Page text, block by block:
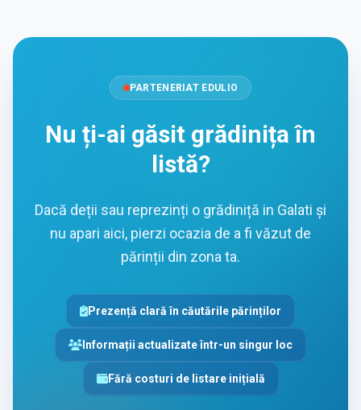
PARTENERIAT EDULIO
Nu ți-ai găsit grădinița în
listă?
Dacă deții sau reprezinți o grădiniță in Galati și
nu apari aici, pierzi ocazia de a fi văzut de
părinții din zona ta.
Prezență clară în căutările părinților
Informații actualizate într-un singur loc
Fără costuri de listare inițială